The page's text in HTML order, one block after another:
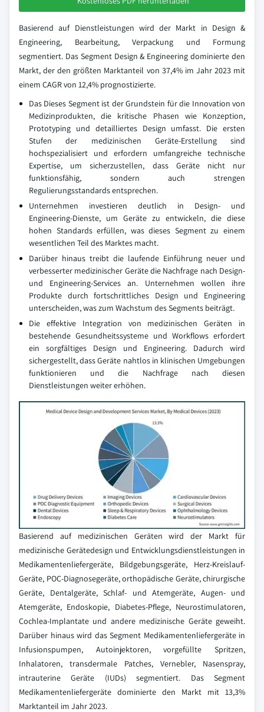
Basierend auf Dienstleistungen wird der Markt in Design &
Engineering, Bearbeitung, Verpackung und Formung
segmentiert. Das Segment Design & Engineering dominierte den
Markt, der den größten Marktanteil von 37,4% im Jahr 2023 mit
einem CAGR von 12,4% prognostizierte.
Das Dieses Segment ist der Grundstein für die Innovation von
Medizinprodukten, die kritische Phasen wie Konzeption,
Prototyping und detailliertes Design umfasst. Die ersten
Stufen der medizinischen Geräte-Erstellung sind
hochspezialisiert und erfordern umfangreiche technische
Expertise, um sicherzustellen, dass Geräte nicht nur
funktionsfähig, sondern auch strengen
Regulierungsstandards entsprechen.
Unternehmen investieren deutlich in Design- und
Engineering-Dienste, um Geräte zu entwickeln, die diese
hohen Standards erfüllen, was dieses Segment zu einem
wesentlichen Teil des Marktes macht.
Darüber hinaus treibt die laufende Einführung neuer und
verbesserter medizinischer Geräte die Nachfrage nach Design-
und Engineering-Services an. Unternehmen wollen ihre
Produkte durch fortschrittliches Design und Engineering
unterscheiden, was zum Wachstum des Segments beiträgt.
Die effektive Integration von medizinischen Geräten in
bestehende Gesundheitssysteme und Workflows erfordert
ein sorgfältiges Design und Engineering. Dadurch wird
sichergestellt, dass Geräte nahtlos in klinischen Umgebungen
funktionieren und die Nachfrage nach diesen
Dienstleistungen weiter erhöhen.
Basierend auf medizinischen Geräten wird der Markt für
medizinische Gerätedesign und Entwicklungsdienstleistungen in
Medikamentenliefergeräte, Bildgebungsgeräte, Herz-Kreislauf-
Geräte, POC-Diagnosegeräte, orthopädische Geräte, chirurgische
Geräte, Dentalgeräte, Schlaf- und Atemgeräte, Augen- und
Atemgeräte, Endoskopie, Diabetes-Pflege, Neurostimulatoren,
Cochlea-Implantate und andere medizinische Geräte geweiht.
Darüber hinaus wird das Segment Medikamentenliefergeräte in
Infusionspumpen, Autoinjektoren, vorgefüllte Spritzen,
Inhalatoren, transdermale Patches, Vernebler, Nasenspray,
intrauterine Geräte (IUDs) segmentiert. Das Segment
Medikamentenliefergeräte dominierte den Markt mit 13,3%
Marktanteil im Jahr 2023.